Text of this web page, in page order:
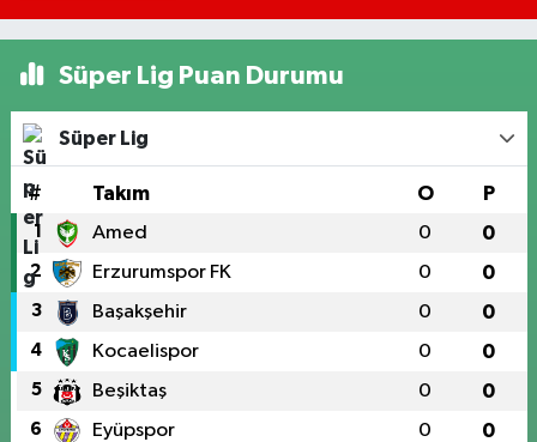
Süper Lig Puan Durumu
Süper Lig
# Takım O P
1 Amed 0 0
2 Erzurumspor FK 0 0
3 Başakşehir 0 0
4 Kocaelispor 0 0
5 Beşiktaş 0 0
6 Eyüpspor 0 0